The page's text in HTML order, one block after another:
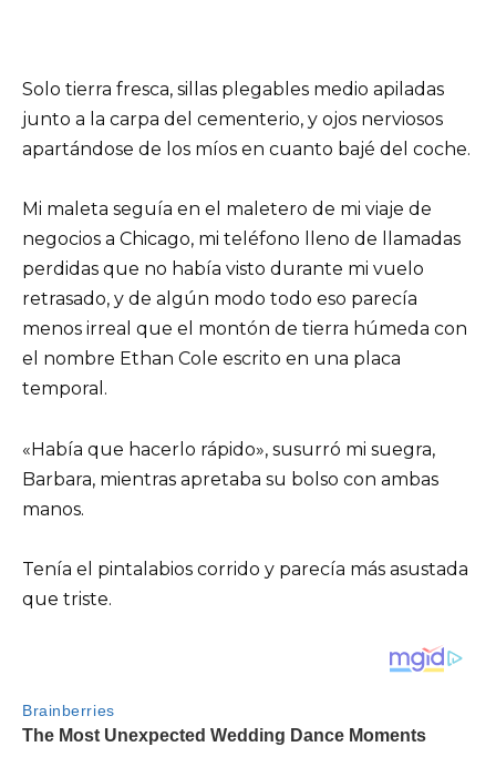
Solo tierra fresca, sillas plegables medio apiladas
junto a la carpa del cementerio, y ojos nerviosos
apartándose de los míos en cuanto bajé del coche.
Mi maleta seguía en el maletero de mi viaje de
negocios a Chicago, mi teléfono lleno de llamadas
perdidas que no había visto durante mi vuelo
retrasado, y de algún modo todo eso parecía
menos irreal que el montón de tierra húmeda con
el nombre Ethan Cole escrito en una placa
temporal.
«Había que hacerlo rápido», susurró mi suegra,
Barbara, mientras apretaba su bolso con ambas
manos.
Tenía el pintalabios corrido y parecía más asustada
que triste.